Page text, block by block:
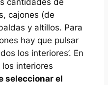
cantidades de
cajones (de
y altillos. Para
hay que pulsar
los interiores’. En
interiores
seleccionar el